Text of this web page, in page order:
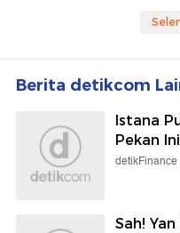
Berita detikcom
Istana
Pekan Ini
detikFinance
Sah!